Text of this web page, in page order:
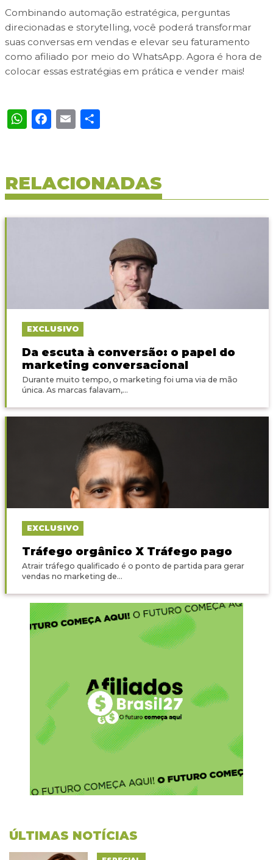
Combinando automação estratégica, perguntas
direcionadas e storytelling, você poderá transformar
suas conversas em vendas e elevar seu faturamento
como afiliado por meio do WhatsApp. Agora é hora de
colocar essas estratégias em prática e vender mais!
WhatsApp
Facebook
EmailShare
RELACIONADAS
EXCLUSIVO
Da escuta à conversão: o papel do
marketing conversacional
Durante muito tempo, o marketing foi uma via de mão
única. As marcas falavam,...
EXCLUSIVO
Tráfego orgânico X Tráfego pago
Atrair tráfego qualificado é o ponto de partida para gerar
vendas no marketing de...
ÚLTIMAS NOTÍCIAS